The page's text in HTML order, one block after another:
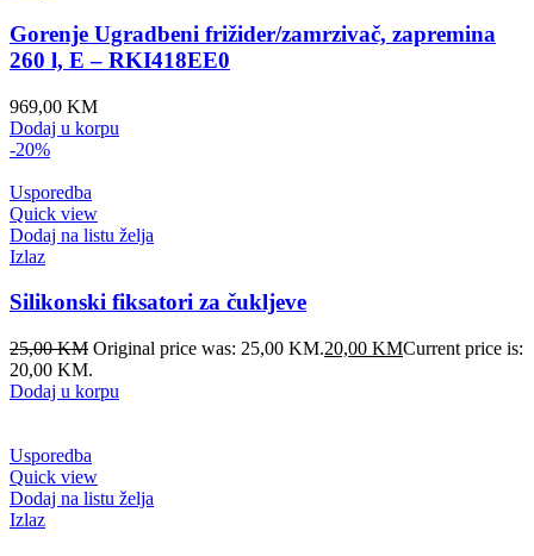
Gorenje Ugradbeni frižider/zamrzivač, zapremina
260 l, E – RKI418EE0
969,00 KM
Dodaj u korpu
-20%
Usporedba
Quick view
Dodaj na listu želja
Izlaz
Silikonski fiksatori za čukljeve
25,00KM Original price was: 25,00 KM.20,00 KMCurrent price is:
20,00 KM.
Dodaj u korpu
Usporedba
Quick view
Dodaj na listu želja
Izlaz